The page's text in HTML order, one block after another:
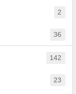
2
36
142
23